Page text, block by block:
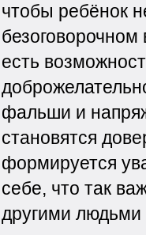
чтобы ребёнок
есть
фальши и
становятся
формируется
себе, что так
другими людьми